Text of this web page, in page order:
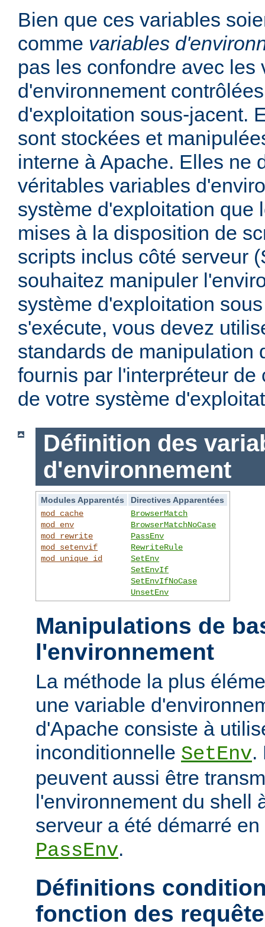
Bien que ces variables
comme variables
pas les confondre avec les
d'environnement
d'exploitation sous-jacent.
sont stockées et
interne à Apache. Elles ne
véritables variables
système d'exploitation que
mises à la disposition de
scripts inclus côté serveur
souhaitez manipuler
système d'exploitation
s'exécute, vous devez
standards de manipulation
fournis par l'interpréteur de
de votre système
Définition des
d'environnement
Modules Apparentés
Directives Apparentées
mod_cache
mod_env
mod_rewrite
mod_setenvif
mod_unique_id
BrowserMatch
BrowserMatchNoCase
PassEnv
RewriteRule
SetEnv
SetEnvIf
SetEnvIfNoCase
UnsetEnv
Manipulations de
l'environnement
La méthode la plus
une variable
d'Apache consiste à
inconditionnelle SetEnv.
peuvent aussi être
l'environnement du shell
serveur a été démarré
PassEnv.
Définitions
fonction des